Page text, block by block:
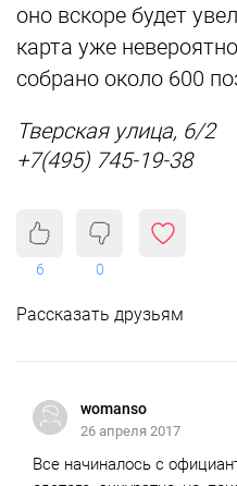
оно вскоре будет
карта уже
собрано около 600
Тверская улица, 6/2
+7(495) 745-19-38
6 0
Рассказать друзьям
womanso
26 апреля 2017
Все начиналось с